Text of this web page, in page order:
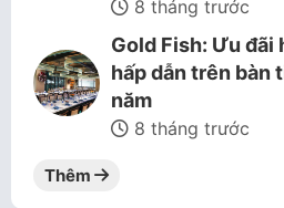
8 tháng trước
Gold Fish: Ưu đãi
hấp dẫn trên bàn
năm
8 tháng trước
Thêm